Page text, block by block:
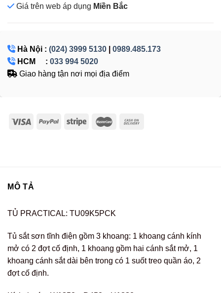
Giá trên web áp dụng Miền Bắc
Hà Nội : (024) 3999 5130
0989.485.173
HCM : 033 994 5020
Giao hàng tận nơi mọi địa điểm
MÔ TẢ
TỦ PRACTICAL: TU09K5PCK
Tủ sắt sơn tĩnh điện gồm 3 khoang: 1 khoang cánh kính
mở có 2 đợt cố định, 1 khoang gồm hai cánh sắt mở, 1
khoang cánh sắt dài bên trong có 1 suốt treo quần áo, 2
đợt cố định.